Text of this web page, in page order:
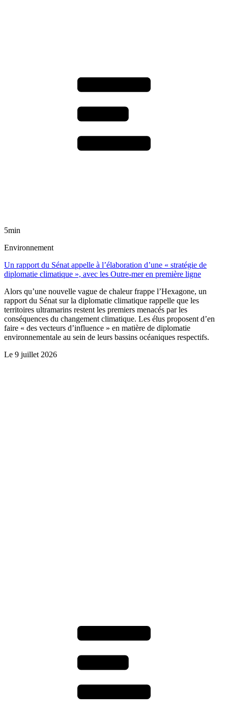
5min
Environnement
Un rapport du Sénat appelle à l’élaboration d’une « stratégie de
diplomatie climatique », avec les Outre-mer en première ligne
Alors qu’une nouvelle vague de chaleur frappe l’Hexagone, un
rapport du Sénat sur la diplomatie climatique rappelle que les
territoires ultramarins restent les premiers menacés par les
conséquences du changement climatique. Les élus proposent d’en
faire « des vecteurs d’influence » en matière de diplomatie
environnementale au sein de leurs bassins océaniques respectifs.
Le 9 juillet 2026